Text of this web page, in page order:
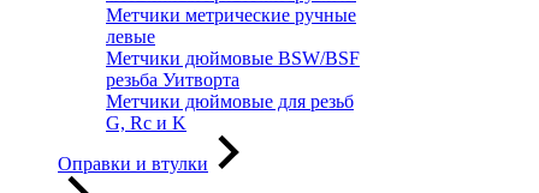
Метчики метрические ручные
левые
Метчики дюймовые BSW/BSF
резьба Уитворта
Метчики дюймовые для резьб
G, Rc и K
Оправки и втулки